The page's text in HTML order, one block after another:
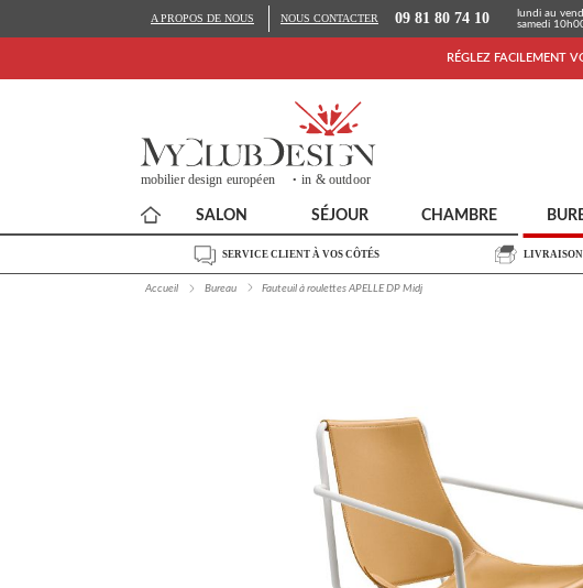
A PROPOS DE NOUS NOUS CONTACTER 09 81 80 74 10
lundi au
samedi
RÉGLEZ FACILEMENT
SALON SÉJOUR CHAMBRE
SERVICE CLIENT À VOS CÔTÉS LIVRAISON
Accueil Bureau Fauteuil à roulettes APELLE DP Midj